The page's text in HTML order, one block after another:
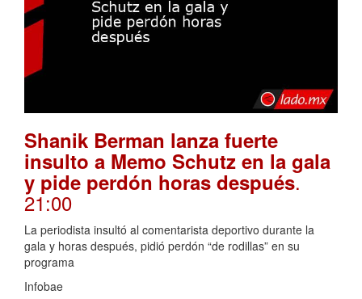
Shanik Berman lanza fuerte
insulto a Memo Schutz en la gala
y pide perdón horas después.
21:00
La periodista insultó al comentarista deportivo durante la
gala y horas después, pidió perdón “de rodillas” en su
programa
Infobae